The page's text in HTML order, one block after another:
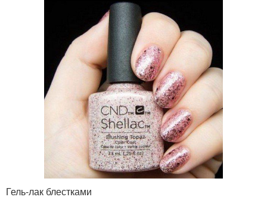
Гель-лак блестками